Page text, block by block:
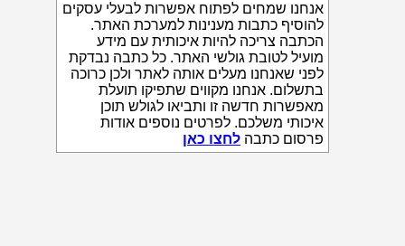
אנחנו שמחים לפתוח אפשרות לבעלי עסקים
להוסיף כתבות מענינות למערכת האתר.
הכתבה צריכה להיות איכותית עם מידע
מועיל לטובת גולשי האתר. כל כתבה נבדקת
לפני שאנחנו מעלים אותה לאתר ולכן כרוכה
בתשלום. אנחנו מקווים שתפיקו תועלת
מאפשרות חדשה זו ותביאו לגולש תוכן
איכותי משלכם. לפרטים נוספים אודות
פרסום כתבה לחצו כאן